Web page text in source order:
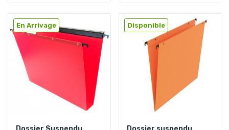
En Arrivage Disponible